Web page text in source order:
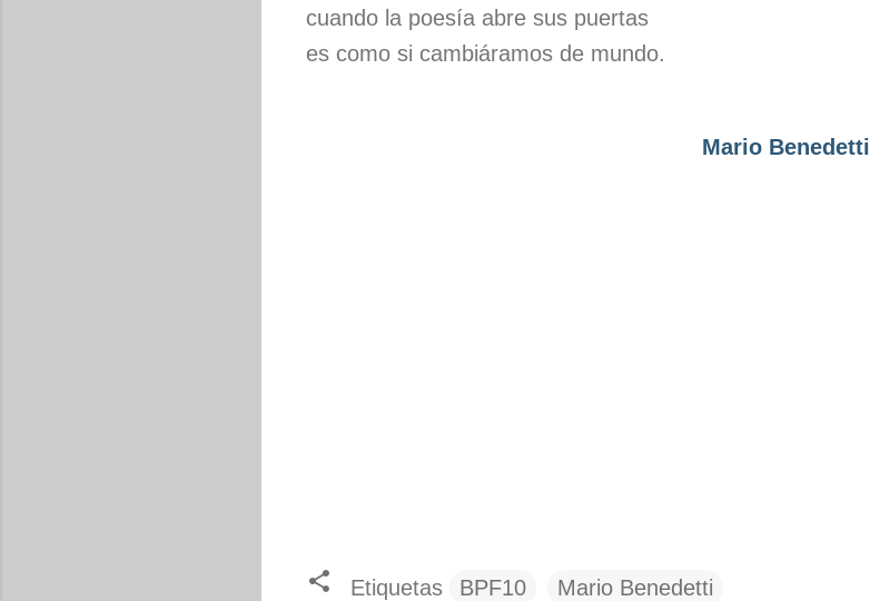
cuando la poesía abre sus puertas
es como si cambiáramos de mundo.
Mario Benedetti
Etiquetas BPF10 Mario Benedetti